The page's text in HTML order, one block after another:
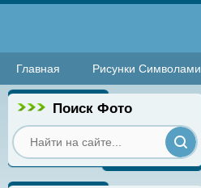
Главная Рисунки Символами
Поиск Фото